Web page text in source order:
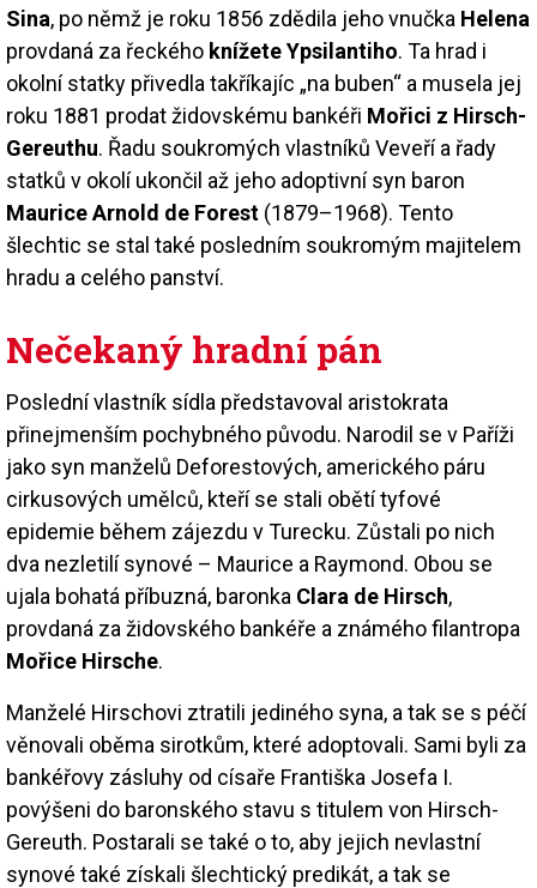
Sina, po němž je roku 1856 zdědila jeho vnučka Helena
provdaná za řeckého knížete Ypsilantiho. Ta hrad i
okolní statky přivedla takříkajíc „na buben“ a musela jej
roku 1881 prodat židovskému bankéři Mořici z Hirsch-
Gereuthu. Řadu soukromých vlastníků Veveří a řady
statků v okolí ukončil až jeho adoptivní syn baron
Maurice Arnold de Forest (1879–1968). Tento
šlechtic se stal také posledním soukromým majitelem
hradu a celého panství.
Nečekaný hradní pán
Poslední vlastník sídla představoval aristokrata
přinejmenším pochybného původu. Narodil se v Paříži
jako syn manželů Deforestových, amerického páru
cirkusových umělců, kteří se stali obětí tyfové
epidemie během zájezdu v Turecku. Zůstali po nich
dva nezletilí synové – Maurice a Raymond. Obou se
ujala bohatá příbuzná, baronka Clara de Hirsch,
provdaná za židovského bankéře a známého filantropa
Mořice Hirsche.
Manželé Hirschovi ztratili jediného syna, a tak se s péčí
věnovali oběma sirotkům, které adoptovali. Sami byli za
bankéřovy zásluhy od císaře Františka Josefa I.
povýšeni do baronského stavu s titulem von Hirsch-
Gereuth. Postarali se také o to, aby jejich nevlastní
synové také získali šlechtický predikát, a tak se